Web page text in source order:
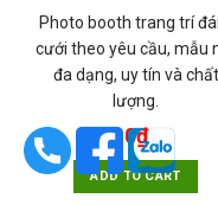
Photo booth trang trí
cưới theo yêu cầu, mẫu
đa dạng, uy tín và chất
lượng.
0₫
ADD TO CART